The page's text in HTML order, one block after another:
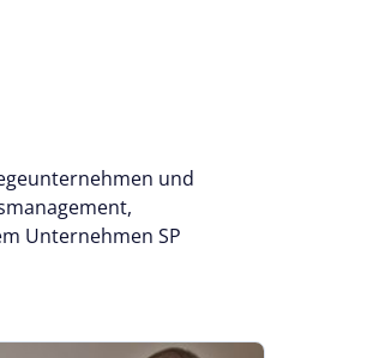
und
Unternehmen SP